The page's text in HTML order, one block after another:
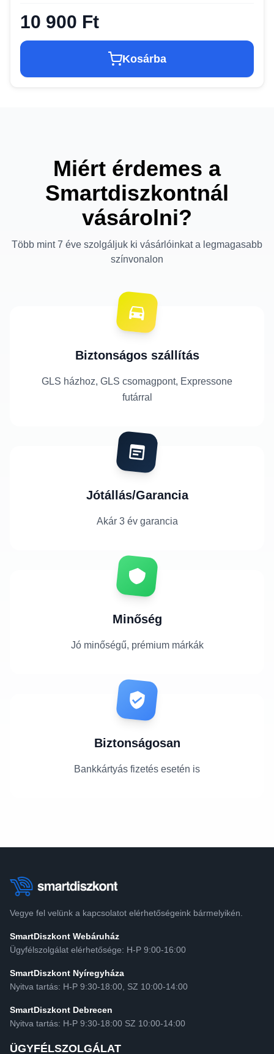
10 900 Ft
Kosárba
Miért érdemes a
Smartdiszkontnál
vásárolni?
Több mint 7 éve szolgáljuk ki vásárlóinkat a legmagasabb
színvonalon
Biztonságos szállítás
GLS házhoz, GLS csomagpont, Expressone
futárral
Jótállás/Garancia
Akár 3 év garancia
Minőség
Jó minőségű, prémium márkák
Biztonságosan
Bankkártyás fizetés esetén is
Vegye fel velünk a kapcsolatot elérhetőségeink bármelyikén.
SmartDiszkont Webáruház
Ügyfélszolgálat elérhetősége: H-P 9:00-16:00
SmartDiszkont Nyíregyháza
Nyitva tartás: H-P 9:30-18:00, SZ 10:00-14:00
SmartDiszkont Debrecen
Nyitva tartás: H-P 9:30-18:00 SZ 10:00-14:00
ÜGYFÉLSZOLGÁLAT